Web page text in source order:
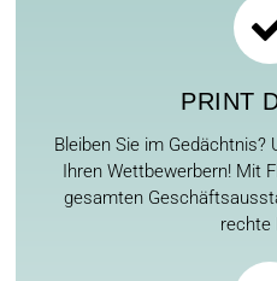
PRINT
Bleiben Sie im
Ihren Wettbewerbern! Mit
gesamten
rechte